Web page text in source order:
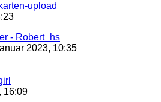
upload
- Robert_hs
2023, 10:35
16:09